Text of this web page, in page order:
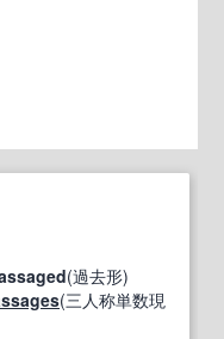
(過去形)
(三人称単数現